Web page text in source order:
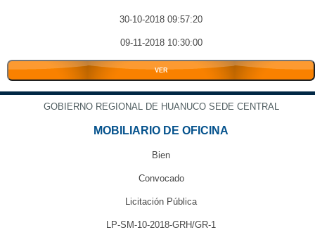
30-10-2018 09:57:20
09-11-2018 10:30:00
VER
GOBIERNO REGIONAL DE HUANUCO SEDE CENTRAL
MOBILIARIO DE OFICINA
Bien
Convocado
Licitación Pública
LP-SM-10-2018-GRH/GR-1